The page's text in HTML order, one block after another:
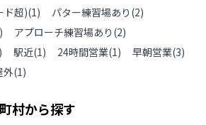
ド超)(1) パター練習場あり (2)
) アプローチ練習場あり (2)
) 駅近(1) 24時間営業(1) 早朝営業(3)
外(1)
村から探す